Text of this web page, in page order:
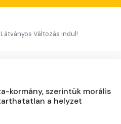
Látványos Változás Indul!
kormány, szerintük morális
a helyzet